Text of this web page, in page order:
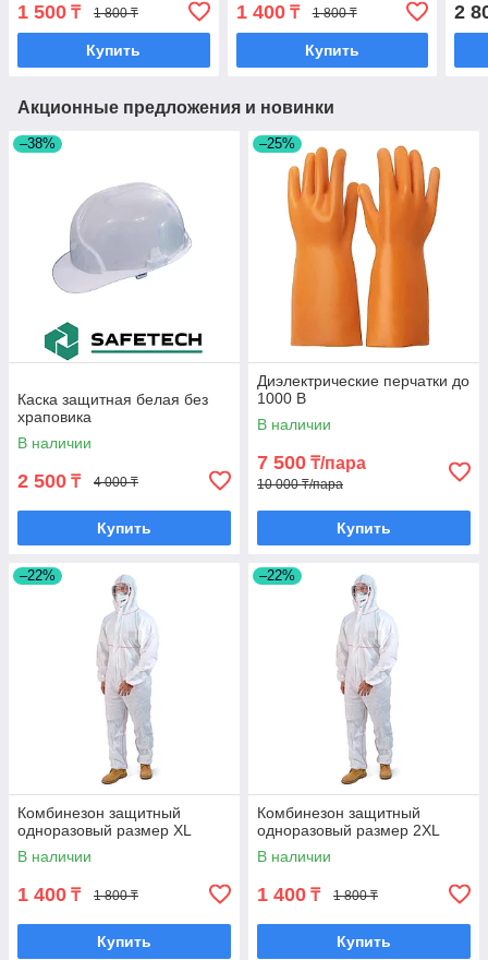
1 500 ₸ 1 800 ₸
Купить
1 400₸ 1 800 ₸
Купить
2
Акционные предложения и новинки
–38%
Каска защитная белая без
храповика
В наличии
2 500 ₸ 4 000 ₸
Купить
–25%
Диэлектрические перчатки до
1000 В
В наличии
7 500 ₸/пара
10 000 ₸/пара
Купить
–22%
Комбинезон защитный
одноразовый размер XL
В наличии
1 400 ₸ 1 800 ₸
Купить
–22%
Комбинезон защитный
одноразовый размер 2XL
В наличии
1 400 ₸ 1 800 ₸
Купить